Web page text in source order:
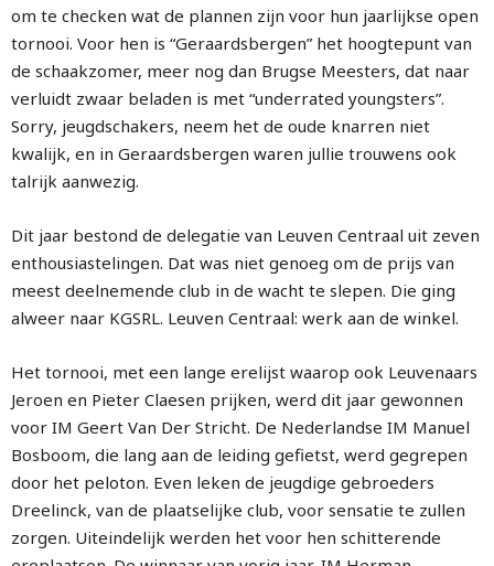
om te checken wat de plannen zijn voor hun jaarlijkse open
tornooi. Voor hen is “Geraardsbergen” het hoogtepunt van
de schaakzomer, meer nog dan Brugse Meesters, dat naar
verluidt zwaar beladen is met “underrated youngsters”.
Sorry, jeugdschakers, neem het de oude knarren niet
kwalijk, en in Geraardsbergen waren jullie trouwens ook
talrijk aanwezig.
Dit jaar bestond de delegatie van Leuven Centraal uit zeven
enthousiastelingen. Dat was niet genoeg om de prijs van
meest deelnemende club in de wacht te slepen. Die ging
alweer naar KGSRL. Leuven Centraal: werk aan de winkel.
Het tornooi, met een lange erelijst waarop ook Leuvenaars
Jeroen en Pieter Claesen prijken, werd dit jaar gewonnen
voor IM Geert Van Der Stricht. De Nederlandse IM Manuel
Bosboom, die lang aan de leiding gefietst, werd gegrepen
door het peloton. Even leken de jeugdige gebroeders
Dreelinck, van de plaatselijke club, voor sensatie te zullen
zorgen. Uiteindelijk werden het voor hen schitterende